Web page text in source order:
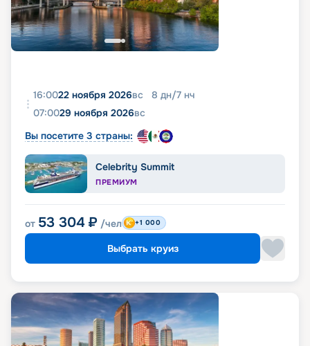
16:0022 ноября 2026вс 8 дн/7 нч
07:0029 ноября 2026вс
Вы посетите 3 страны:
Celebrity Summit
ПРЕМИУМ
от 53 304 ₽ /чел +1 000
Выбрать круиз